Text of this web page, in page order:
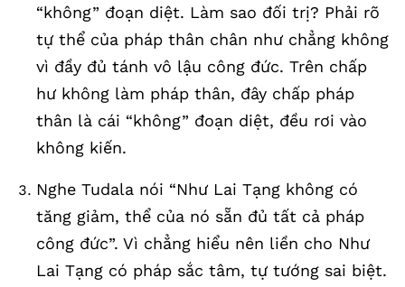
“không” đoạn diệt. Làm sao đối trị? Phải rõ
tự thể của pháp thân chân như chẳng không
vì đầy đủ tánh vô lậu công đức. Trên chấp
hư không làm pháp thân, đây chấp pháp
thân là cái “không” đoạn diệt, đều rơi vào
không kiến.
Nghe Tudala nói “Như Lai Tạng không có
tăng giảm, thể của nó sẵn đủ tất cả pháp
công đức”. Vì chẳng hiểu nên liền cho Như
Lai Tạng có pháp sắc tâm, tự tướng sai biệt.